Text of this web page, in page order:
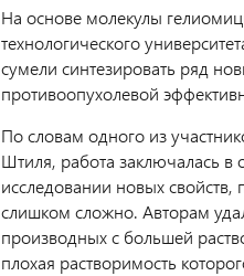
На основе молекулы
технологического
сумели синтезировать ряд
противоопухолевой
По словам одного из
Штиля, работа заключалась в
исследовании новых свойств,
слишком сложно. Авторам
производных с большей
плохая растворимость